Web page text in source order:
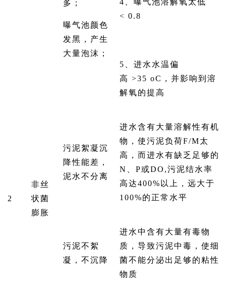
多；
曝气池颜色
发黑，产生
大量泡沫；
< 0.8
5、进水水温偏
高 >35 oC，并影响到溶
解氧的提高
2
非丝
状菌
膨胀
污泥絮凝沉
降性能差，
泥水不分离
进水含有大量溶解性有机
物，使污泥负荷F/M太
高，而进水有缺乏足够的
N、P或DO,污泥结水率
高达400%以上，远大于
100%的正常水平
污泥不絮
凝，不沉降
进水中含有大量有毒物
质，导致污泥中毒，使细
菌不能分泌出足够的粘性
物质